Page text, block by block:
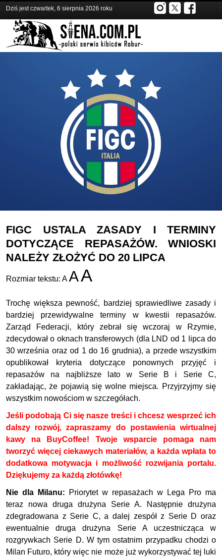
Dziś jest czwartek, 6 sierpnia 2026 roku
FIGC USTALA ZASADY I TERMINY
DOTYCZĄCE REPASAŻÓW. WNIOSKI
NALEŻY ZŁOŻYĆ DO 20 LIPCA
Rozmiar tekstu: A AA
Trochę większa pewność, bardziej sprawiedliwe zasady i
bardziej przewidywalne terminy w kwestii repasażów.
Zarząd Federacji, który zebrał się wczoraj w Rzymie,
zdecydował o oknach transferowych (dla LND od 1 lipca do
30 września oraz od 1 do 16 grudnia), a przede wszystkim
opublikował kryteria dotyczące ponownych przyjęć i
repasażów na najbliższe lato w Serie B i Serie C,
zakładając, że pojawią się wolne miejsca. Przyjrzyjmy się
wszystkim nowościom w szczegółach.
Jeśli podobają Ci się nasze treści i chcesz wesprzeć ich
dalszy rozwój, zapraszamy do postawienia wirtualnej
kawy na BuyCoffee! Twoje wsparcie pomaga nam
tworzyć więcej ciekawych materiałów, a każda wpłata to
dodatkowa motywacja i możliwość rozwijania portalu.
Dziękujemy za każdą złotówkę!
Nie dla Milanu:
Priorytet w repasażach w Lega Pro ma
teraz nowa druga drużyna Serie A. Następnie drużyna
zdegradowana z Serie C, a dalej zespół z Serie D oraz
ewentualnie druga drużyna Serie A uczestnicząca w
rozgrywkach Serie D. W tym ostatnim przypadku chodzi o
Milan Futuro, który więc nie może już wykorzystywać tej luki